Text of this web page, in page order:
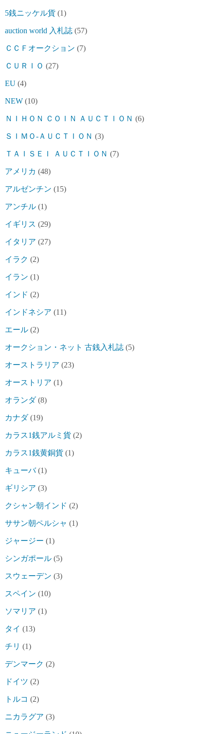
5銭ニッケル貨 (1)
auction world 入札誌 (57)
ＣＣＦオークション (7)
ＣＵＲＩＯ (27)
EU (4)
NEW (10)
ＮＩＨＯＮ ＣＯＩＮ ＡＵＣＴＩＯＮ (6)
ＳＩＭＯ-ＡＵＣＴＩＯＮ (3)
ＴＡＩＳＥＩ ＡＵＣＴＩＯＮ (7)
アメリカ (48)
アルゼンチン (15)
アンチル (1)
イギリス (29)
イタリア (27)
イラク (2)
イラン (1)
インド (2)
インドネシア (11)
エール (2)
オークション・ネット 古銭入札誌 (5)
オーストラリア (23)
オーストリア (1)
オランダ(8)
カナダ(19)
カラス1銭アルミ貨 (2)
カラス1銭黄銅貨 (1)
キューバ(1)
ギリシア (3)
クシャン朝インド (2)
ササン朝ペルシャ (1)
ジャージー (1)
シンガポール (5)
スウェーデン (3)
スペイン (10)
ソマリア (1)
タイ (13)
チリ (1)
デンマーク (2)
ドイツ (2)
トルコ (2)
ニカラグア (3)